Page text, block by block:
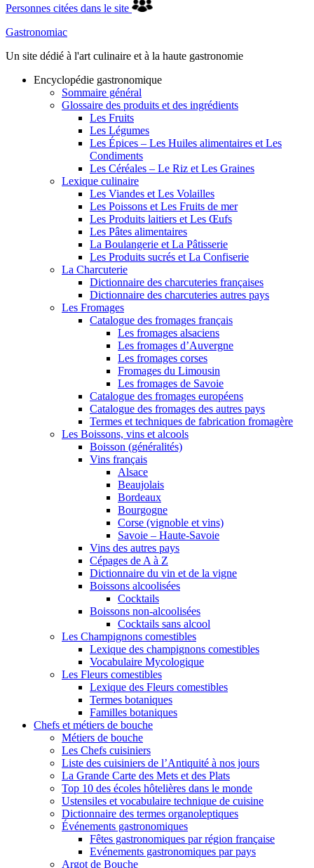
Personnes citées dans le site
Gastronomiac
Un site dédié à l'art culinaire et à la haute gastronomie
Encyclopédie gastronomique
Sommaire général
Glossaire des produits et des ingrédients
Les Fruits
Les Légumes
Les Épices – Les Huiles alimentaires et Les
Condiments
Les Céréales – Le Riz et Les Graines
Lexique culinaire
Les Viandes et Les Volailles
Les Poissons et Les Fruits de mer
Les Produits laitiers et Les Œufs
Les Pâtes alimentaires
La Boulangerie et La Pâtisserie
Les Produits sucrés et La Confiserie
La Charcuterie
Dictionnaire des charcuteries françaises
Dictionnaire des charcuteries autres pays
Les Fromages
Catalogue des fromages français
Les fromages alsaciens
Les fromages d’Auvergne
Les fromages corses
Fromages du Limousin
Les fromages de Savoie
Catalogue des fromages européens
Catalogue des fromages des autres pays
Termes et techniques de fabrication fromagère
Les Boissons, vins et alcools
Boisson (généralités)
Vins français
Alsace
Beaujolais
Bordeaux
Bourgogne
Corse (vignoble et vins)
Savoie – Haute-Savoie
Vins des autres pays
Cépages de A à Z
Dictionnaire du vin et de la vigne
Boissons alcoolisées
Cocktails
Boissons non-alcoolisées
Cocktails sans alcool
Les Champignons comestibles
Lexique des champignons comestibles
Vocabulaire Mycologique
Les Fleurs comestibles
Lexique des Fleurs comestibles
Termes botaniques
Familles botaniques
Chefs et métiers de bouche
Métiers de bouche
Les Chefs cuisiniers
Liste des cuisiniers de l’Antiquité à nos jours
La Grande Carte des Mets et des Plats
Top 10 des écoles hôtelières dans le monde
Ustensiles et vocabulaire technique de cuisine
Dictionnaire des termes organoleptiques
Événements gastronomiques
Fêtes gastronomiques par région française
Evénements gastronomiques par pays
Argot de Bouche